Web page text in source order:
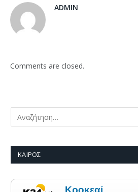
ADMIN
Comments are closed.
ΚΑΙΡΌΣ